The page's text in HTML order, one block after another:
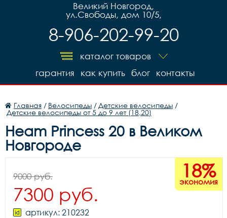
Великий Новгород,
ул.Свободы, дом 10/5,
8-906-202-99-20
каталог товаров
контакты
блог
как купить
гарантия
Главная / Велосипеды / Детские велосипеды /
Детские велосипеды от 5 до 9 лет (18,20)
Heam Princess 20 в Великом
Новгороде
18%
экономия
9000 руб.
7300 руб.
артикул: 210232